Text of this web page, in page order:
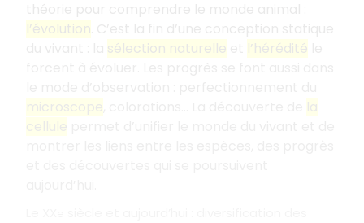
l’évolution
sélection naturelle l’hérédité